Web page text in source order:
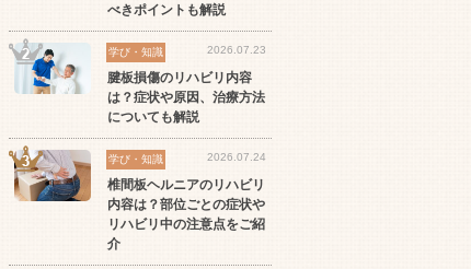
セラピスト
世の中の需要の高まりとと
もに増加傾向の「介護施
設」求人をご紹介！
セラピスト
派の方へ！なぜ120日が基
準？数え方も解説
べきポイントも解説
学び・知識 2026.07.23
腱板損傷のリハビリ内容
は？症状や原因、治療方法
についても解説
学び・知識 2026.07.24
椎間板ヘルニアのリハビリ
内容は？部位ごとの症状や
リハビリ中の注意点をご紹
介